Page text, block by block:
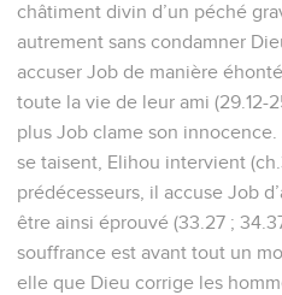
châtiment divin d’un péché
autrement sans condamner
accuser Job de manière
toute la vie de leur ami (29.12-
plus Job clame son
se taisent, Elihou intervient
prédécesseurs, il accuse Job
être ainsi éprouvé (33.27 ;
souffrance est avant tout un
elle que Dieu corrige les